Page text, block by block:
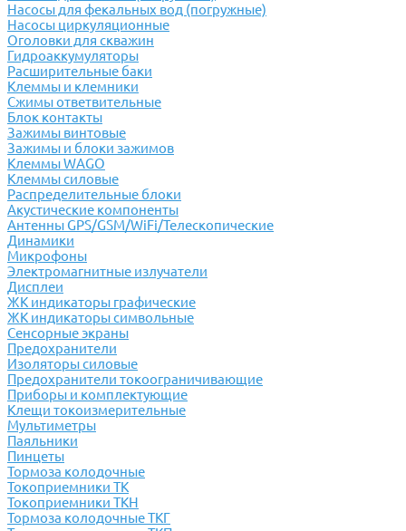
Насосы для фекальных вод (погружные)
Насосы циркуляционные
Оголовки для скважин
Гидроаккумуляторы
Расширительные баки
Клеммы и клемники
Cжимы ответвительные
Блок контакты
Зажимы винтовые
Зажимы и блоки зажимов
Клеммы WAGO
Клеммы силовые
Распределительные блоки
Акустические компоненты
Антенны GPS/GSM/WiFi/Телескопические
Динамики
Микрофоны
Электромагнитные излучатели
Дисплеи
ЖК индикаторы графические
ЖК индикаторы символьные
Сенсорные экраны
Предохранители
Изоляторы силовые
Предохранители токоограничивающие
Приборы и комплектующие
Клещи токоизмерительные
Мультиметры
Паяльники
Пинцеты
Тормоза колодочные
Токоприемники ТК
Токоприемники ТКН
Тормоза колодочные ТКГ